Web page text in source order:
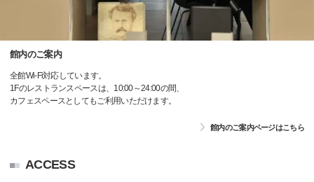
館内のご案内
全館Wi-Fi対応しています。
1Fのレストランスペースは、10:00～24:00の間、
カフェスペースとしてもご利用いただけます。
館内のご案内ページはこちら
ACCESS